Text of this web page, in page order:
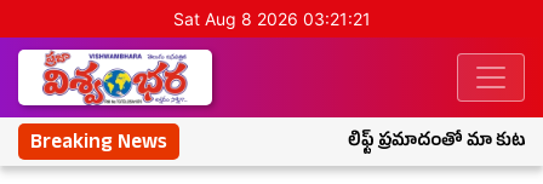
Sat Aug 8 2026 03:21:22
Breaking News లిఫ్ట్ ప్రమాదంతో మా